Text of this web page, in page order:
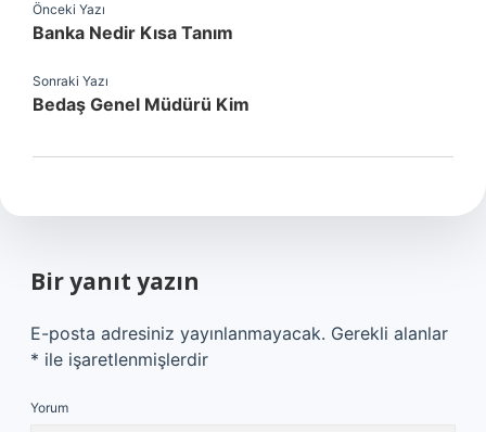
Önceki Yazı
Banka Nedir Kısa Tanım
Sonraki Yazı
Bedaş Genel Müdürü Kim
Bir yanıt yazın
E-posta adresiniz yayınlanmayacak. Gerekli alanlar
* ile işaretlenmişlerdir
Yorum